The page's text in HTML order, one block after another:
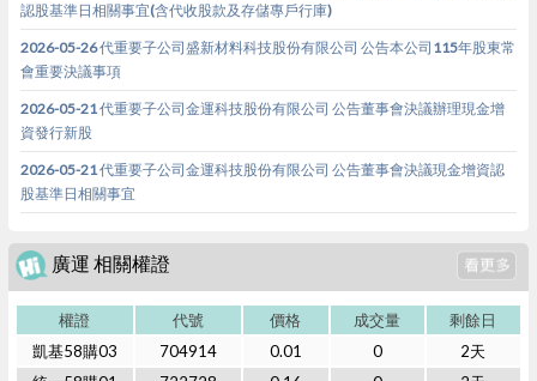
認股基準日相關事宜(含代收股款及存儲專戶行庫)
2026-05-26 代重要子公司盛新材料科技股份有限公司 公告本公司115年股東常
會重要決議事項
2026-05-21 代重要子公司金運科技股份有限公司 公告董事會決議辦理現金增
資發行新股
2026-05-21 代重要子公司金運科技股份有限公司 公告董事會決議現金增資認
股基準日相關事宜
廣運 相關權證
權證 代號 價格 成交量
剩餘日
凱基58購03
704914 0.01 0
2天